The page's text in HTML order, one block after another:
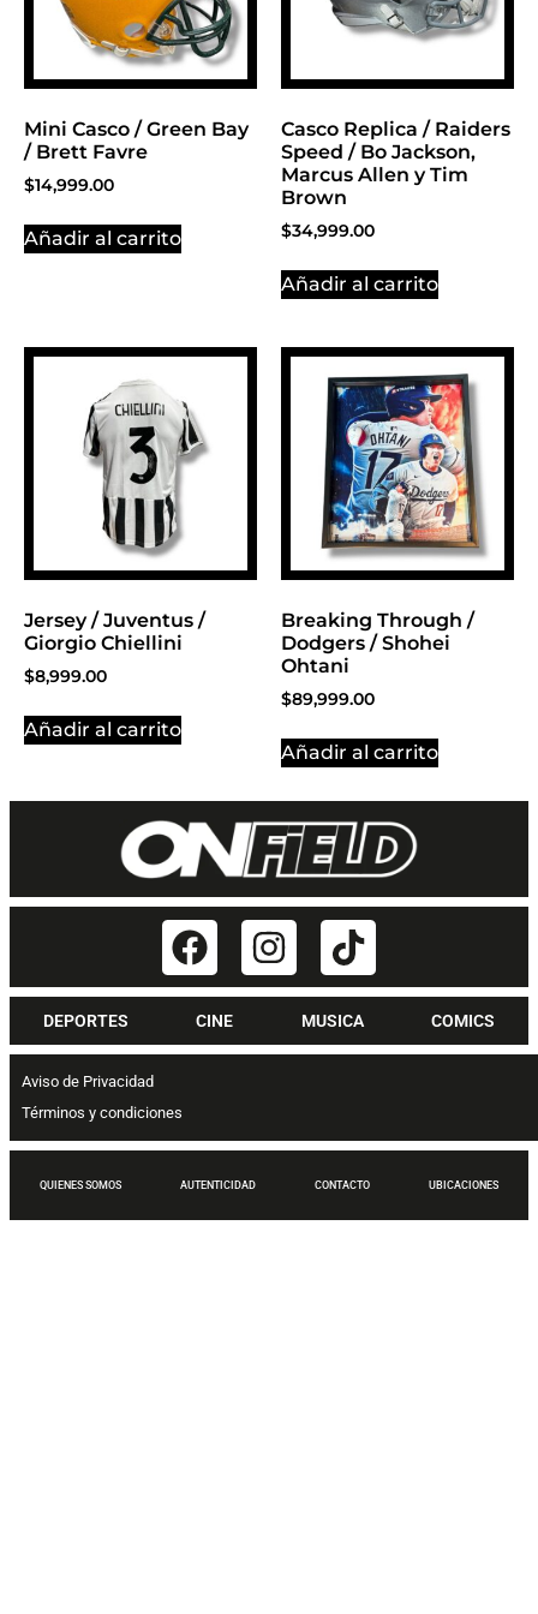
Mini Casco / Green Bay
/ Brett Favre
$14,999.00
Añadir al carrito
Casco Replica / Raiders
Speed / Bo Jackson,
Marcus Allen y Tim
Brown
$34,999.00
Añadir al carrito
Jersey / Juventus /
Giorgio Chiellini
$8,999.00
Añadir al carrito
Breaking Through /
Dodgers / Shohei
Ohtani
$89,999.00
Añadir al carrito
DEPORTES CINE MUSICA COMICS
Aviso de Privacidad
Términos y condiciones
QUIENES SOMOS AUTENTICIDAD CONTACTO UBICACIONES